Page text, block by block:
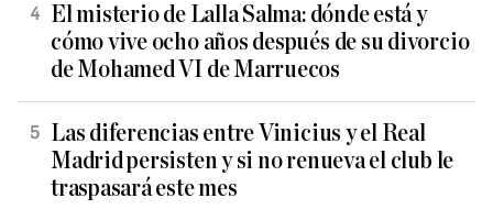
El misterio de Lalla Salma: dónde está y
cómo vive ocho años después de su divorcio
de Mohamed VI de Marruecos
Las diferencias entre Vinicius y el Real
Madrid persisten y si no renueva el club le
traspasará este mes